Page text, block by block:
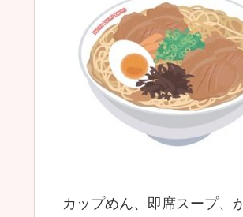
カップめん、即席スープ、